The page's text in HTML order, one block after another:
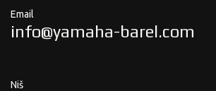
Email
info@yamaha-barel.com
Niš